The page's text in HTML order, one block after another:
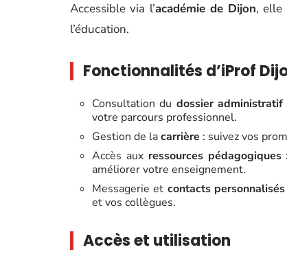
Accessible via l’académie de Dijon, elle
l’éducation.
Fonctionnalités d’iProf
Consultation du dossier administratif
votre parcours professionnel.
Gestion de lacarrière : suivez vos
Accès aux ressources pédagogiques:
améliorer votre enseignement.
Messagerie et contacts personnalisés
et vos collègues.
Accès et utilisation